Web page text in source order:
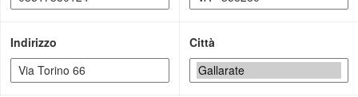
Indirizzo Città